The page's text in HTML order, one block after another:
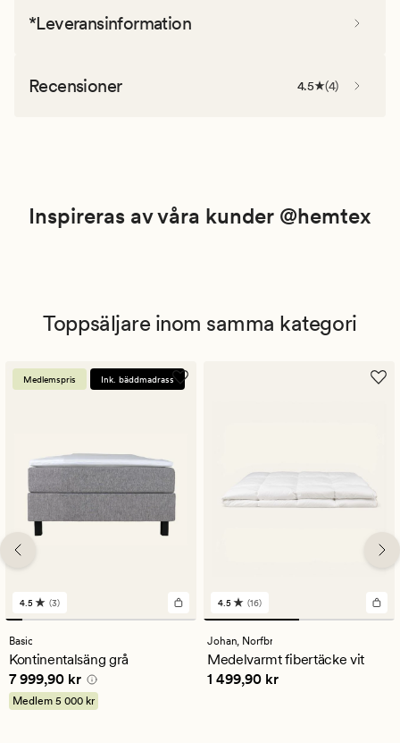
*Leveransinformation
Recensioner 4.5 (4)
Inspireras av våra kunder @hemtex
Toppsäljare inom samma kategori
Medlemspris Ink. bäddmadrass
3
omdömen
med
ett
genomsnittligt
betyg
på
4.5
4.5 (3)
Basic
Kontinentalsäng grå
Pris 7 999,90 kr
7 999,90 kr
Medlem 5 000 kr
16
omdömen
med
ett
genomsnittligt
betyg
4.5 (16)
Johan, Norfbr
Medelvarmt fibertäcke vit
Pris 1 499,90 kr
1 499,90 kr